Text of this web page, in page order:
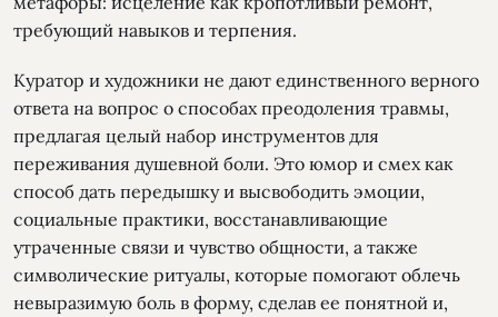
требующий навыков и терпения.
Куратор и художники не дают единственного верного
ответа на вопрос о способах преодоления травмы,
предлагая целый набор инструментов для
переживания душевной боли. Это юмор и смех как
способ дать передышку и высвободить эмоции,
социальные практики, восстанавливающие
утраченные связи и чувство общности, а также
символические ритуалы, которые помогают облечь
невыразимую боль в форму, сделав ее понятной и,